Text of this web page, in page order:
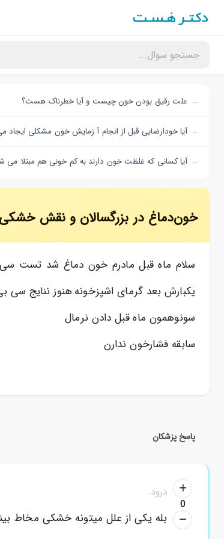
علت رقیق بودن خون چیست و آیا خطرناک هست؟
آیا خودارضایی قبل از انجام آ زمایش خون مشکلی ایجاد
آیا کسانی که غلظت خون دارند به کم خونی هم مبتلا می
خون‌دماغ در بزرگسالان و نقش
سلام ماه قبل مادرم خون دماغ شد تست سی
یکبارش بعد گرمای اشپزخونه.هنوز ننایج
سونوهمون ماه قبل دادن نرمال
سابقه فشارخون ندارن
پاسخ پزشکان
0
درود.
بله یکی از علل میتونه خشکی مخاط